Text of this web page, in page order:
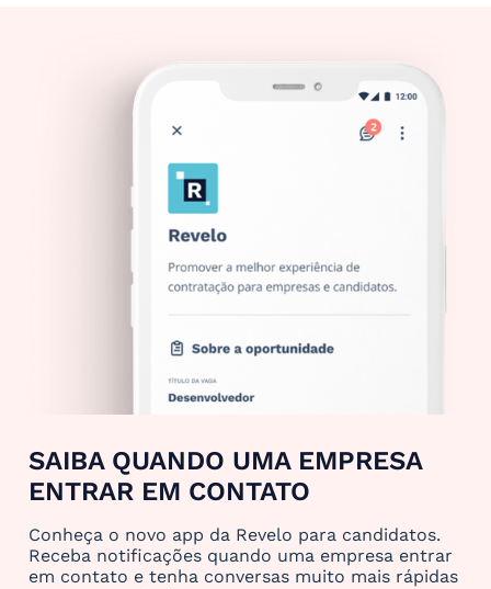
SAIBA QUANDO UMA EMPRESA
ENTRAR EM CONTATO
Conheça o novo app da Revelo para candidatos.
Receba notificações quando uma empresa entrar
em contato e tenha conversas muito mais rápidas